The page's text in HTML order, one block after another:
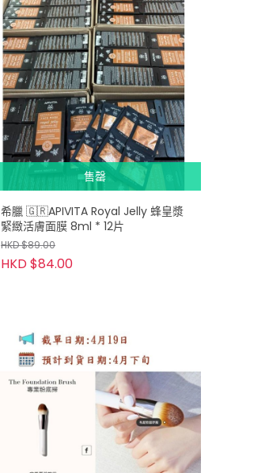
售罄
希臘 🇬🇷APIVITA Royal Jelly 蜂皇漿
緊緻活膚面膜 8ml * 12片
HKD $89.00
HKD $84.00